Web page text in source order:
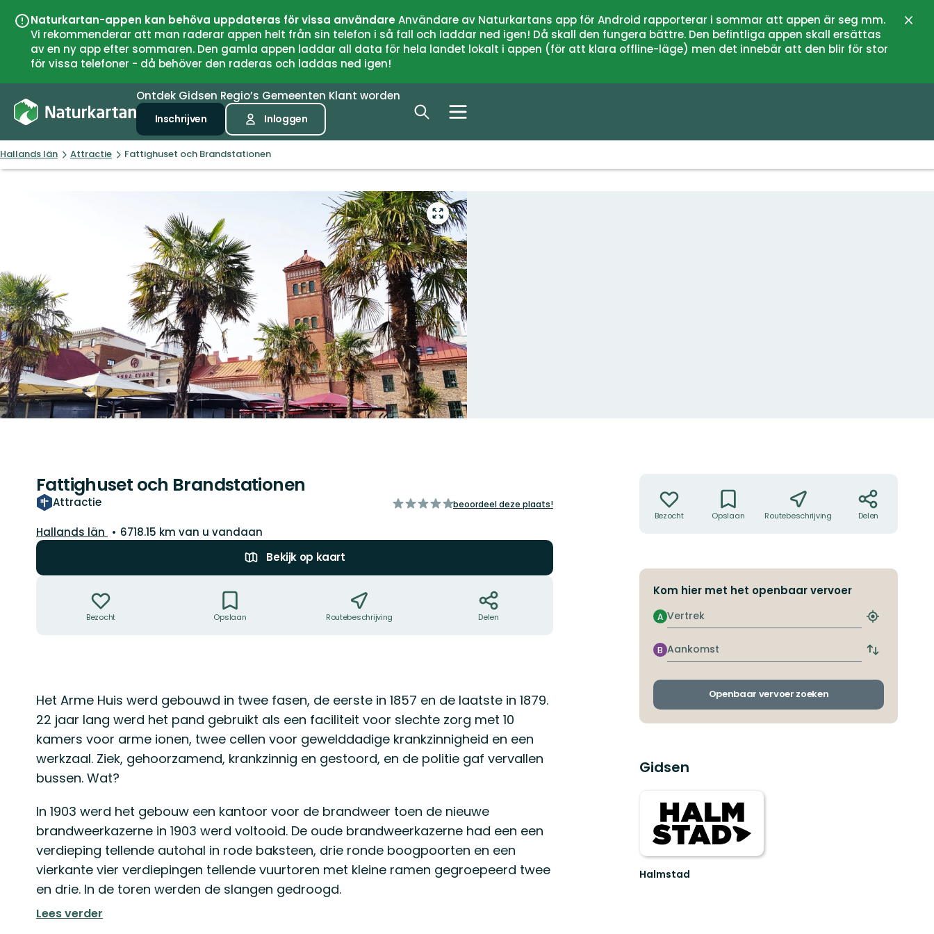
Naturkartan-appen kan behöva uppdateras för vissa användareAnvändare av Naturkartans app för Android rapporterar i sommar att appen är seg mm.
Vi rekommenderar att man raderar appen helt från sin telefon i så fall och laddar ned igen! Då skall den fungera bättre. Den befintliga appen skall ersättas
av en ny app efter sommaren. Den gamla appen laddar all data för hela landet lokalt i appen (för att klara offline-läge) men det innebär att den blir för stor
för vissa telefoner - då behöver den raderas och laddas ned igen!
Ontdek Gidsen Regio’s Gemeenten Klant worden
Inschrijven Inloggen
Hallands län Attractie Fattighuset och Brandstationen
Open
volledig
scherm
Fattighuset och Brandstationen
Attractie
van
beoordeel deze plaats!
Regio:
Hallands län
6718.15 km van u vandaan
Bekijk op kaart
Bezocht Opslaan Routebeschrijving Delen
Omschrijving
Het Arme Huis werd gebouwd in twee fasen, de eerste in 1857 en de laatste in 1879.
22 jaar lang werd het pand gebruikt als een faciliteit voor slechte zorg met 10
kamers voor arme ionen, twee cellen voor gewelddadige krankzinnigheid en een
werkzaal. Ziek, gehoorzamend, krankzinnig en gestoord, en de politie gaf vervallen
bussen. Wat?
In 1903 werd het gebouw een kantoor voor de brandweer toen de nieuwe
brandweerkazerne in 1903 werd voltooid. De oude brandweerkazerne had een een
verdieping tellende autohal in rode baksteen, drie ronde boogpoorten en een
vierkante vier verdiepingen tellende vuurtoren met kleine ramen gegroepeerd twee
en drie. In de toren werden de slangen gedroogd.
Lees verder
Bezocht Opslaan Routebeschrijving Delen
Kom hier met het openbaar vervoer
Vertrek
A
Zoek
halte
Aankomst
B
Wissel
en
Openbaar vervoer zoeken
Gidsen
Halmstad